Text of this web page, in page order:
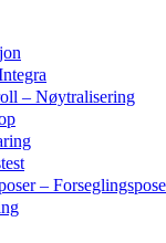
– Nøytralisering
–